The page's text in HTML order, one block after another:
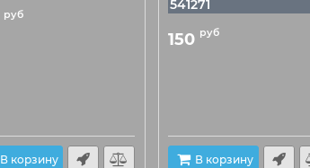
руб
В корзину
541271
150 руб
В корзину